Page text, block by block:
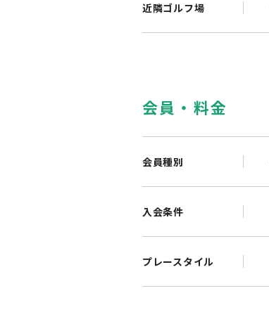
近隣ゴルフ場
会員・料金
会員種別
入会条件
プレースタイル